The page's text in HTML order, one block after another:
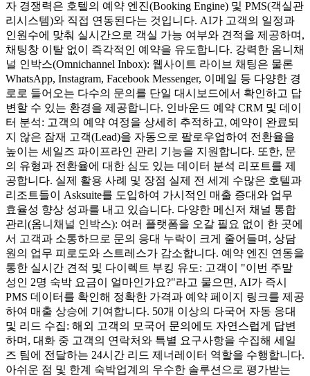
자 경쟁력은 호텔의 예약 엔진(Booking Engine) 및 PMS(객실관
리시스템)와 직접 연동된다는 것입니다. AI가 고객의 일정과
인원수에 맞춰 실시간으로 객실 가능 여부와 견적을 제공하며,
채팅창 이탈 없이 즉각적인 예약을 유도합니다. 강력한 옴니채
널 인박스(Omnichannel Inbox): 웹사이트 라이브 채팅은 물론
WhatsApp, Instagram, Facebook Messenger, 이메일 등 다양한 경
로로 들어오는 다수의 문의를 단일 대시보드에서 확인하고 답
변할 수 있는 환경을 제공합니다. 인바운드 예약 CRM 및 데이
터 분석: 고객의 예약 여정을 상세히 추적하고, 예약이 완료되
지 않은 잠재 고객(Lead)을 자동으로 팔로우업하여 전환율을
높이는 세일즈 파이프라인 관리 기능을 지원합니다. 또한, 문
의 유형과 전환율에 대한 심도 있는 데이터 분석 리포트를 제
공합니다. 실제 활용 사례 및 장점 실제 전 세계 수많은 호텔과
리조트들이 Asksuite를 도입하여 가시적인 매출 증대와 업무
효율성 향상 성과를 내고 있습니다. 다양한 메신저 채널 통합
관리(옴니채널 인박스): 여러 플랫폼을 오갈 필요 없이 한 곳에
서 고객과 소통하므로 문의 응대 누락이 크게 줄어들며, 상담
원의 업무 피로도와 스트레스가 감소합니다. 예약 엔진 연동을
통한 실시간 견적 및 다이렉트 부킹 유도: 고객이 "이번 주말
성인 2명 숙박 요금이 얼마인가요?"라고 물으면, AI가 즉시
PMS 데이터를 확인해 정확한 가격과 예약 페이지 링크를 제공
하여 매출 상승에 기여합니다. 50개 이상의 다국어 자동 응대
및 리드 수집: 해외 고객의 모국어 문의에도 자연스럽게 답변
하며, 대화 중 고객의 연락처와 특별 요구사항을 수집해 세일
즈 팀에 전달하는 24시간 리드 제너레이터 역할을 수행합니다.
아쉬운 점 및 한계 숙박업계의 우수한 솔루션으로 평가받는